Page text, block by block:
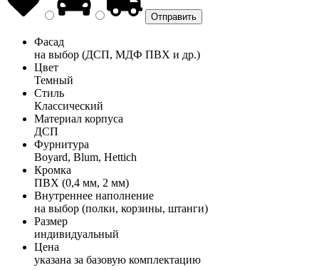
Фасад
на выбор (ДСП, МДФ ПВХ и др.)
Цвет
Темный
Стиль
Классический
Материал корпуса
ДСП
Фурнитура
Boyard, Blum, Hettich
Кромка
ПВХ (0,4 мм, 2 мм)
Внутреннее наполнение
на выбор (полки, корзины, штанги)
Размер
индивидуальный
Цена
указана за базовую комплектацию